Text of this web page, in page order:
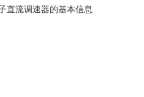
直流调速器的基本信息